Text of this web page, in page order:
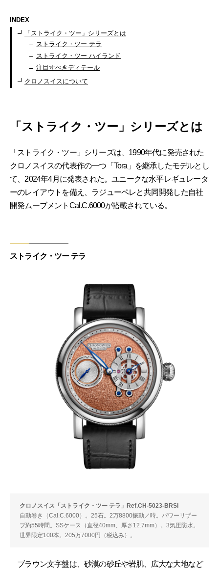
INDEX
「ストライク・ツー」シリーズとは
ストライク・ツー テラ
ストライク・ツー ハイランド
注目すべきディテール
クロノスイスについて
「ストライク・ツー」シリーズとは
「ストライク・ツー」シリーズは、1990年代に発売された
クロノスイスの代表作の一つ「Tora」を継承したモデルとし
て、2024年4月に発表された。ユニークな水平レギュレータ
ーのレイアウトを備え、ラジューペレと共同開発した自社
開発ムーブメントCal.C.6000が搭載されている。
ストライク・ツー テラ
クロノスイス「ストライク・ツー テラ」Ref.CH-5023-BRSI
自動巻き（Cal.C.6000）。25石。2万8800振動／時。パワーリザー
ブ約55時間。SSケース（直径40mm、厚さ12.7mm）。3気圧防水。
世界限定100本。205万7000円（税込み）。
ブラウン文字盤は、砂漠の砂丘や岩肌、広大な大地など